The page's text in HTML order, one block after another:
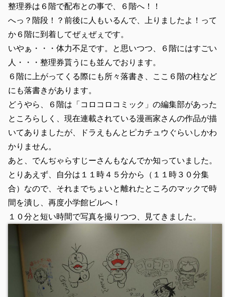
整理券は６階で配布との事で、６階へ！！
へっ？階段！？前後に人もいるんで、上りましたよ！って
か６階に到着してぜぇぜぇです。
いやぁ・・・体力不足です。と思いつつ、６階にはすごい
人・・・整理券貰うにも並んでおります。
６階に上がってくる際にも所々落書き、ここ６階の柱など
にも落書きがあります。
どうやら、６階は「コロコロコミック」の編集部があった
ところらしく、現在連載されている漫画家さんの作品が描
いてありましたが、ドラえもんとピカチュウぐらいしかわ
かりません。
あと、でんぢゃらすじーさんもなんでか知っていました。
とりあえず、自分は１１時４５分から（１１時３０分集
合）なので、それまでちょいと離れたところのマックで時
間を潰し、再度小学館ビルへ！
１０分と短い時間で写真を撮りつつ、見てきました。